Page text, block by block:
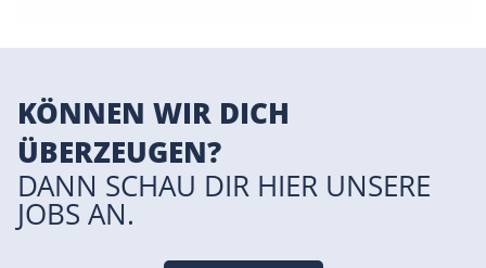
KÖNNEN WIR DICH
ÜBERZEUGEN?
DANN SCHAU DIR HIER UNSERE
JOBS AN.